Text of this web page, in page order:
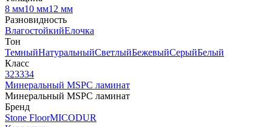
8 мм10 мм12 мм
Разновидность
ВлагостойкийЕлочка
Тон
ТемныйНатуральныйСветлыйБежевыйСерыйБелый
Класс
323334
Минеральный MSPC ламинат
Минеральный MSPC ламинат
Бренд
Stone FloorMICODUR